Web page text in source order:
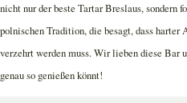
nicht nur der beste Tartar Breslaus, sondern
polnischen Tradition, die besagt, dass
verzehrt werden muss. Wir lieben diese Bar
genau so genießen könnt!